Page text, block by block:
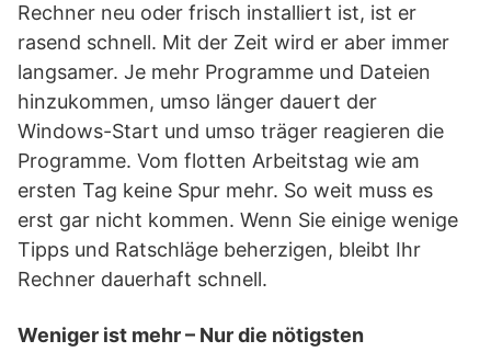
Rechner neu oder frisch installiert ist, ist er
rasend schnell. Mit der Zeit wird er aber immer
langsamer. Je mehr Programme und Dateien
hinzukommen, umso länger dauert der
Windows-Start und umso träger reagieren die
Programme. Vom flotten Arbeitstag wie am
ersten Tag keine Spur mehr. So weit muss es
erst gar nicht kommen. Wenn Sie einige wenige
Tipps und Ratschläge beherzigen, bleibt Ihr
Rechner dauerhaft schnell.
Weniger ist mehr – Nur die nötigsten